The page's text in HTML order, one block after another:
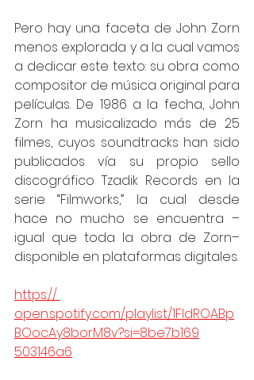
Pero hay una faceta de John Zorn
menos explorada y a la cual vamos
a dedicar este texto: su obra como
compositor de música original para
películas. De 1986 a la fecha, John
Zorn ha musicalizado más de 25
filmes, cuyos soundtracks han sido
publicados vía su propio sello
discográfico Tzadik Records en la
serie “Filmworks,” la cual desde
hace no mucho se encuentra –
igual que toda la obra de Zorn–
disponible en plataformas digitales.
https://
open.spotify.com/playlist/1FIdROABp
BOocAy8borM8v?si=8be7b169
503146a6